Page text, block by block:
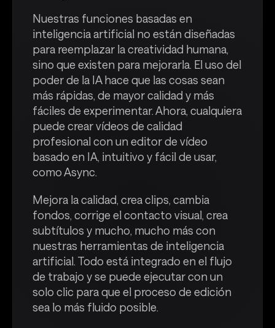
Nuestras funciones basadas en
inteligencia artificial no están diseñadas
para reemplazar la creatividad humana,
sino que existen para mejorarla. El uso del
poder de la IA hace que las cosas sean
más rápidas, de mayor calidad y más
fáciles de experimentar. Ahora, cualquiera
puede crear vídeos de calidad
profesional con un editor de vídeo
basado en IA, intuitivo y fácil de usar,
como Async.
Mejora la calidad, crea clips, cambia
fondos, corrige el contacto visual, crea
subtítulos y mucho, mucho más con
nuestras herramientas de inteligencia
artificial. Todo está integrado en el flujo
de trabajo y se puede ejecutar con un
solo clic para que el proceso de edición
sea lo más fluido posible.